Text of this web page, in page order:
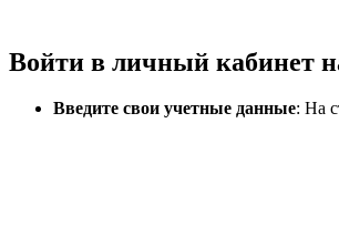
Войти в личный кабинет
Введите свои учетные данные: На